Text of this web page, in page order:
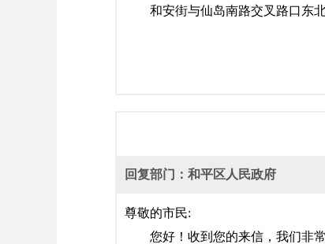
和安街与仙岛南路交叉路口东
回复部门：和平区人民政府
尊敬的市民:
您好！收到您的来信，我们非常